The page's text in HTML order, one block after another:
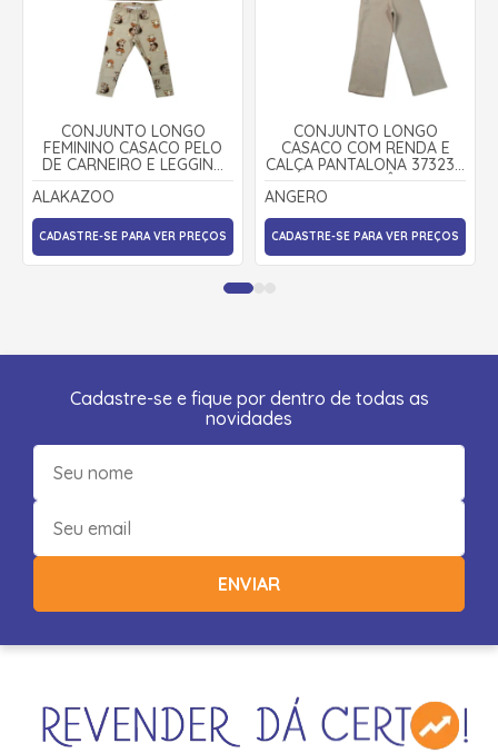
CONJUNTO LONGO
FEMININO CASACO PELO
DE CARNEIRO E LEGGING
ESTAMPADA ESQUILO A8107
- ALAKAZOO
ALAKAZOO
CADASTRE-SE PARA VER PREÇOS
CONJUNTO LONGO
CASACO COM RENDA E
CALÇA PANTALONA 37323 -
ANGERÔ
ANGERO
CADASTRE-SE PARA VER PREÇOS
Cadastre-se e fique por dentro de todas as
novidades
ENVIAR